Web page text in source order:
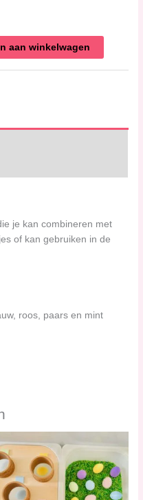
aan winkelwagen
je kan combineren met
of kan gebruiken in de
roos, paars en mint